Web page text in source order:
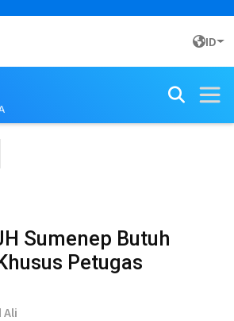
ID
Sumenep Butuh
Petugas
Ali